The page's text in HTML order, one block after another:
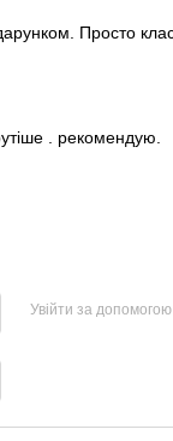
Просто
. рекомендую.
Увійти за допомогою